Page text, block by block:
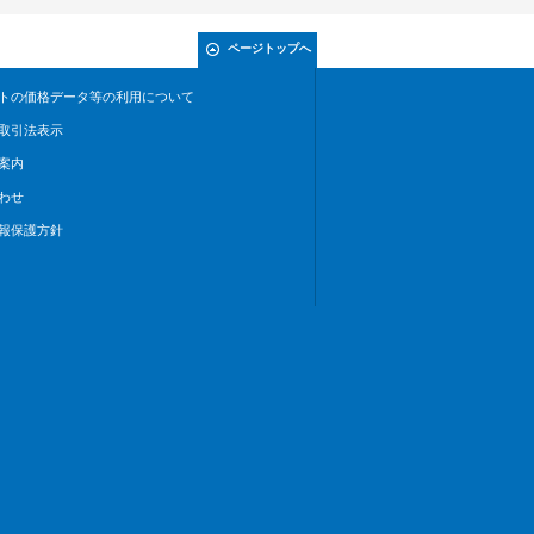
ページトップへ
の価格データ等の利用について
引法表示
内
せ
保護方針